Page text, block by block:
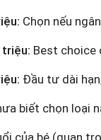
Chọn nếu
triệu: Best choice
Đầu tư dài
biết chọn loại
của bé (quan